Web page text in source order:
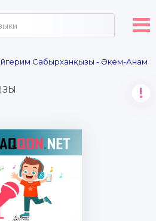
Сабырханқызы - Әкем-Анам
!